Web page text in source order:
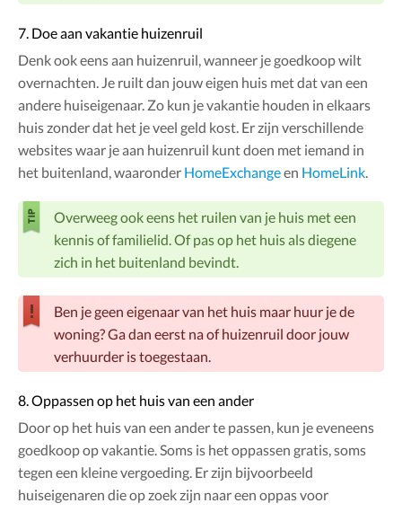
7. Doe aan vakantie huizenruil
Denk ook eens aan huizenruil, wanneer je goedkoop wilt
overnachten. Je ruilt dan jouw eigen huis met dat van een
andere huiseigenaar. Zo kun je vakantie houden in elkaars
huis zonder dat het je veel geld kost. Er zijn verschillende
websites waar je aan huizenruil kunt doen met iemand in
het buitenland, waaronder HomeExchangeen HomeLink.
Overweeg ook eens het ruilen van je huis met een
kennis of familielid. Of pas op het huis als diegene
zich in het buitenland bevindt.
Ben je geen eigenaar van het huis maar huur je de
woning? Ga dan eerst na of huizenruil door jouw
verhuurder is toegestaan.
8. Oppassen op het huis van een ander
Door op het huis van een ander te passen, kun je eveneens
goedkoop op vakantie. Soms is het oppassen gratis, soms
tegen een kleine vergoeding. Er zijn bijvoorbeeld
huiseigenaren die op zoek zijn naar een oppas voor